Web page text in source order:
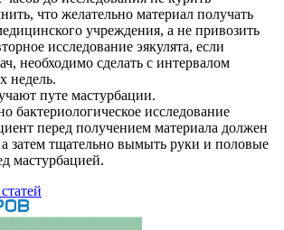
что желательно материал получать
учреждения, а не привозить
исследование эякулята, если
необходимо сделать с интервалом
недель.
путе мастурбации.
бактериологическое исследование
перед получением материала должен
затем тщательно вымыть руки и половые
мастурбацией.